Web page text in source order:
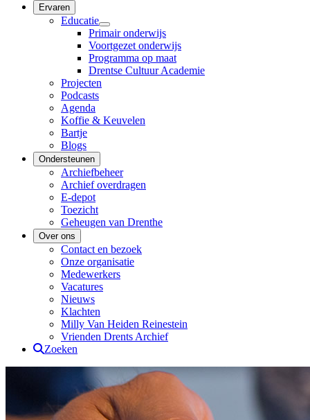
Ervaren
Educatie
Primair onderwijs
Voortgezet onderwijs
Programma op maat
Drentse Cultuur Academie
Projecten
Podcasts
Agenda
Koffie & Keuvelen
Bartje
Blogs
Ondersteunen
Archiefbeheer
Archief overdragen
E-depot
Toezicht
Geheugen van Drenthe
Over ons
Contact en bezoek
Onze organisatie
Medewerkers
Vacatures
Nieuws
Klachten
Milly Van Heiden Reinestein
Vrienden Drents Archief
Zoeken
Drents Archief